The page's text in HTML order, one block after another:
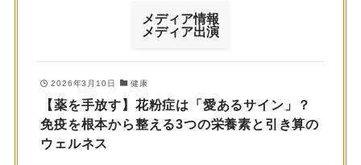
メディア情報
メディア出演
2026年3月10日 健康
【薬を手放す】花粉症は「愛あるサイン」？
免疫を根本から整える3つの栄養素と引き算の
ウェルネス